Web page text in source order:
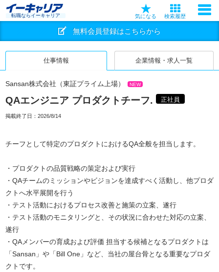
転職ならイーキャリア 気になる 検索履歴
無料会員登録はこちらから
仕事情報 企業情報・求人一覧
Sansan株式会社（東証プライム上場） NEW
QAエンジニア プロダクトチーフ. 正社員
掲載終了日： 2026/8/14
チーフとして特定のプロダクトにおけるQA全般を担当します。
・プロダクトの品質戦略の策定および実行
・QAチームのミッションやビジョンを達成すべく活動し、他プロダ
クトへ水平展開を行う
・テスト活動におけるプロセス改善と施策の立案、遂行
・テスト活動のモニタリングと、その状況に合わせた対応の立案、
遂行
・QAメンバーの育成および評価 担当する候補となるプロダクトは
「Sansan」や「Bill One」など、当社の屋台骨となる重要なプロダ
クトです。